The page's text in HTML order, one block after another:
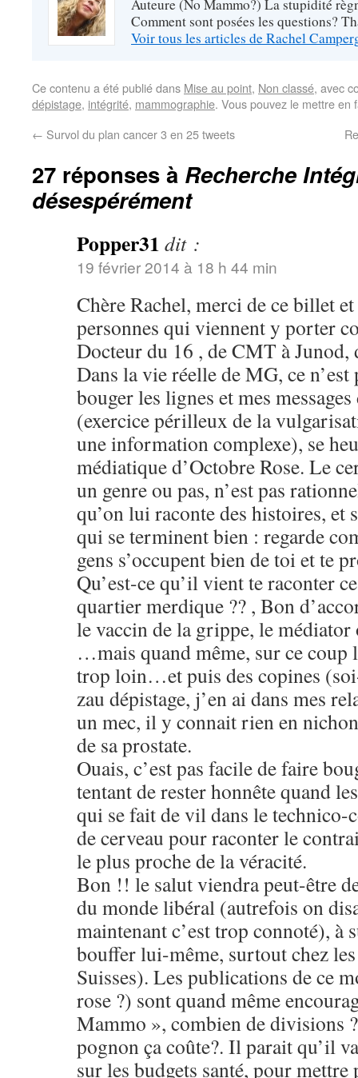
Auteure (No Mammo?) La stupidité
Comment sont posées les questions?
Voir tous les articles de Rachel
Ce contenu a été publié dans Mise au point, Non classé, avec
dépistage, intégrité, mammographie. Vous pouvez le mettre en
← Survol du plan cancer 3 en 25 tweets
27 réponses à Recherche
désespérément
Popper31 dit :
19 février 2014 à 18 h 44 min
Chère Rachel, merci de ce billet
personnes qui viennent y porter
Docteur du 16 , de CMT à
Dans la vie réelle de MG, ce
bouger les lignes et mes
(exercice périlleux de la
une information complexe), se
médiatique d’Octobre Rose. Le
un genre ou pas, n’est pas
qu’on lui raconte des histoires, et
qui se terminent bien : regarde
gens s’occupent bien de toi et te
Qu’est-ce qu’il vient te raconter
quartier merdique ?? , Bon
le vaccin de la grippe, le
…mais quand même, sur ce coup
trop loin…et puis des copines
zau dépistage, j’en ai dans mes
un mec, il y connait rien en
de sa prostate.
Ouais, c’est pas facile de faire
tentant de rester honnête quand
qui se fait de vil dans le technico-
de cerveau pour raconter le
le plus proche de la véracité.
Bon !! le salut viendra peut-être
du monde libéral (autrefois on
maintenant c’est trop connoté), à
bouffer lui-même, surtout chez
Suisses). Les publications de ce
rose ?) sont quand même
Mammo », combien de divisions
pognon ça coûte?. Il parait qu’il
sur les budgets santé, pour